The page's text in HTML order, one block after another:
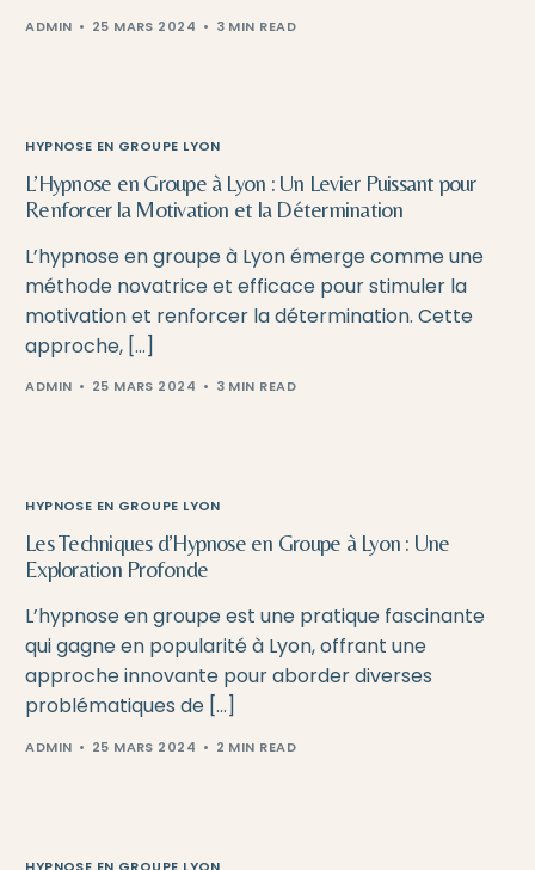
ADMIN 25 MARS 2024 3 MIN READ
HYPNOSE EN GROUPE LYON
L’Hypnose en Groupe à Lyon : Un Levier Puissant pour
Renforcer la Motivation et la Détermination
L’hypnose en groupe à Lyon émerge comme une
méthode novatrice et efficace pour stimuler la
motivation et renforcer la détermination. Cette
approche, […]
ADMIN 25 MARS 2024 3 MIN READ
HYPNOSE EN GROUPE LYON
Les Techniques d’Hypnose en Groupe à Lyon : Une
Exploration Profonde
L’hypnose en groupe est une pratique fascinante
qui gagne en popularité à Lyon, offrant une
approche innovante pour aborder diverses
problématiques de […]
ADMIN 25 MARS 2024 2 MIN READ
HYPNOSE EN GROUPE LYON